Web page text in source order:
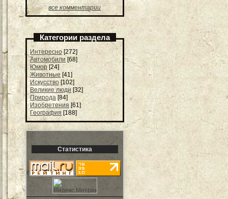
все комментарии
Категории раздела
Интересно [272]
Автомобили [68]
Юмор [24]
Животные [41]
Искусство [102]
Великие люди [32]
Природа [84]
Изобретения [61]
География [188]
Статистика